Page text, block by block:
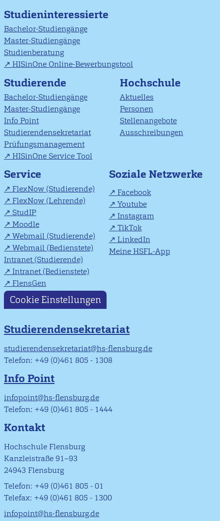
Studieninteressierte
Bachelor-Studiengänge
Master-Studiengänge
Studienberatung
HISinOne Online-Bewerbungstool
Studierende
Bachelor-Studiengänge
Master-Studiengänge
Info Point
Studierendensekretariat
Prüfungsmanagement
HISinOne Service Tool
Hochschule
Aktuelles
Personen
Stellenangebote
Ausschreibungen
Service
FlexNow (Studierende)
FlexNow (Lehrende)
StudIP
Moodle
Webmail (Studierende)
Webmail (Bedienstete)
Intranet (Studierende)
Intranet (Bedienstete)
FlensGen
Soziale Netzwerke
Facebook
Youtube
Instagram
TikTok
LinkedIn
Meine HSFL-App
Cookie Einstellungen
Studierendensekretariat
studierendensekretariat@hs-flensburg.de
Telefon: +49 (0)461 805 - 1308
Info Point
infopoint@hs-flensburg.de
Telefon: +49 (0)461 805 - 1444
Kontakt
Hochschule Flensburg
Kanzleistraße 91–93
24943 Flensburg
Telefon: +49 (0)461 805 - 01
Telefax: +49 (0)461 805 - 1300
infopoint@hs-flensburg.de